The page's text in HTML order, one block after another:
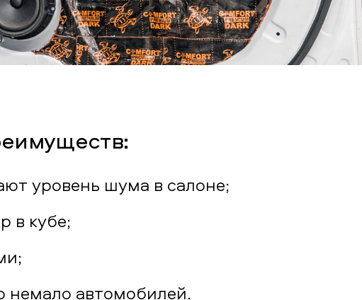
уровень шума в салоне;
в кубе;
немало автомобилей.